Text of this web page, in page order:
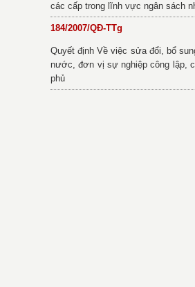
các cấp trong lĩnh vực ngân sách
184/2007/QĐ-TTg
Quyết định Về việc sửa đổi, bổ
nước, đơn vị sự nghiệp công lập,
phủ